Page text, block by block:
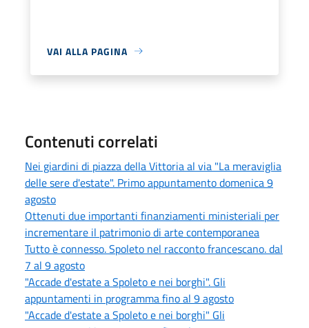
VAI ALLA PAGINA
Contenuti correlati
Nei giardini di piazza della Vittoria al via "La meraviglia
delle sere d'estate". Primo appuntamento domenica 9
agosto
Ottenuti due importanti finanziamenti ministeriali per
incrementare il patrimonio di arte contemporanea
Tutto è connesso. Spoleto nel racconto francescano. dal
7 al 9 agosto
"Accade d'estate a Spoleto e nei borghi". Gli
appuntamenti in programma fino al 9 agosto
"Accade d'estate a Spoleto e nei borghi" Gli